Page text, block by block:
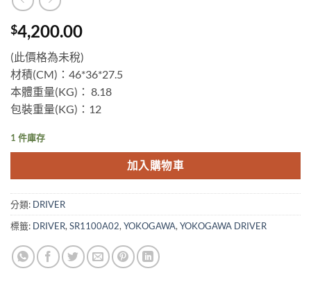
$4,200.00
(此價格為未稅)
材積(CM)：46*36*27.5
本體重量(KG)： 8.18
包裝重量(KG)：12
1 件庫存
加入購物車
分類: DRIVER
標籤: DRIVER,SR1100A02,YOKOGAWA,YOKOGAWA DRIVER